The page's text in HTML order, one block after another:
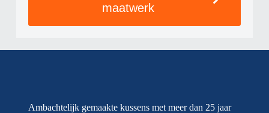
maatwerk
Ambachtelijk gemaakte kussens met meer dan 25 jaar